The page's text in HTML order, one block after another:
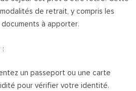
de retrait, y compris les
à apporter.
:
un passeport ou une carte
pour vérifier votre identité.